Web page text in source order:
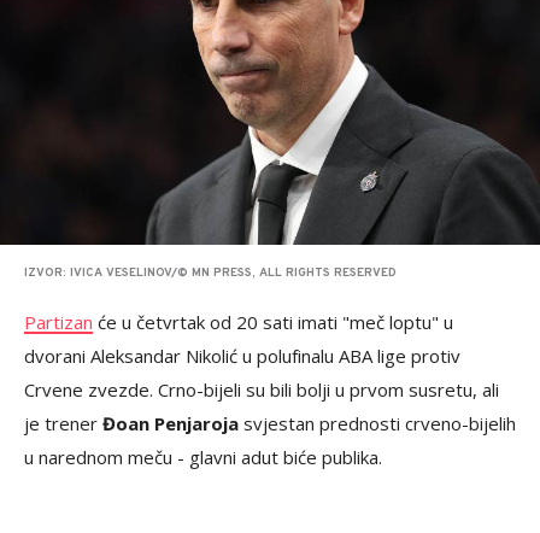
IZVOR: IVICA VESELINOV/© MN PRESS, ALL RIGHTS RESERVED
Partizan će u četvrtak od 20 sati imati "meč loptu" u
dvorani Aleksandar Nikolić u polufinalu ABA lige protiv
Crvene zvezde. Crno-bijeli su bili bolji u prvom susretu, ali
je trener Đoan Penjaroja svjestan prednosti crveno-bijelih
u narednom meču - glavni adut biće publika.